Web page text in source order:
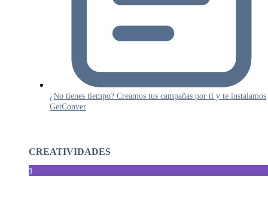
¿No tienes tiempo? Creamos tus campañas por ti y te instalamos
GetConver
CREATIVIDADES
3